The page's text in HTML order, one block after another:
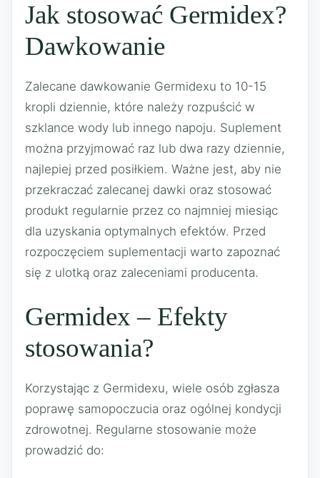
Jak stosować Germidex?
Dawkowanie
Zalecane dawkowanie Germidexu to 10-15
kropli dziennie, które należy rozpuścić w
szklance wody lub innego napoju. Suplement
można przyjmować raz lub dwa razy dziennie,
najlepiej przed posiłkiem. Ważne jest, aby nie
przekraczać zalecanej dawki oraz stosować
produkt regularnie przez co najmniej miesiąc
dla uzyskania optymalnych efektów. Przed
rozpoczęciem suplementacji warto zapoznać
się z ulotką oraz zaleceniami producenta.
Germidex – Efekty
stosowania?
Korzystając z Germidexu, wiele osób zgłasza
poprawę samopoczucia oraz ogólnej kondycji
zdrowotnej. Regularne stosowanie może
prowadzić do: